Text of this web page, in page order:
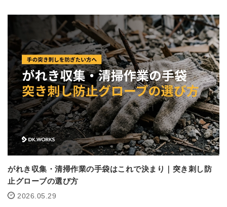
がれき収集・清掃作業の手袋はこれで決まり｜突き刺し防
止グローブの選び方
2026.05.29